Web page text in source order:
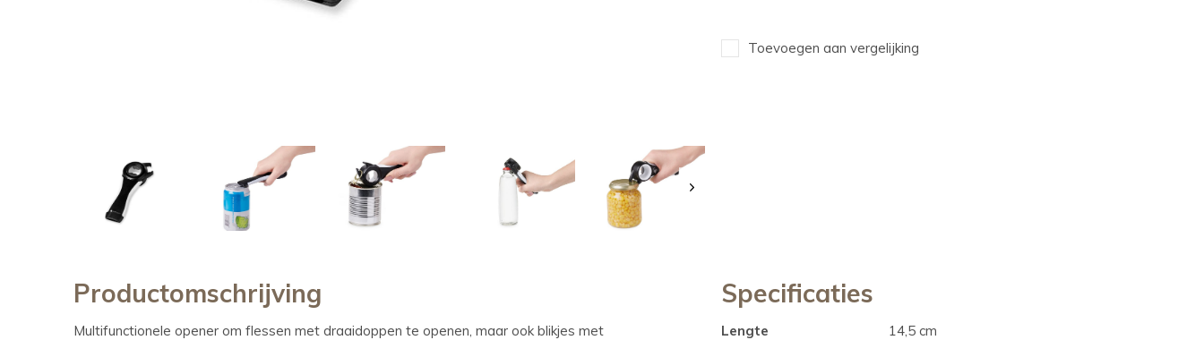
Toevoegen aan vergelijking
Productomschrijving
Multifunctionele opener om flessen met draaidoppen te openen, maar ook blikjes met
Specificaties
Lengte
14,5 cm